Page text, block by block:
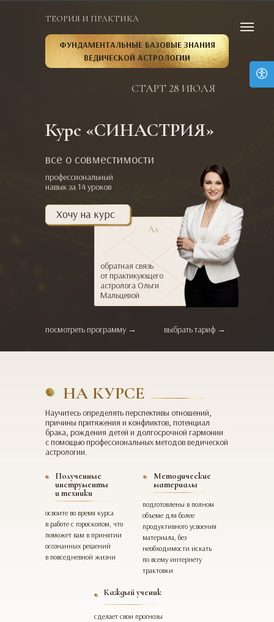
Курс «СИНАСТРИЯ»
ФУНДАМЕНТАЛЬНЫЕ БАЗОВЫЕ ЗНАНИЯ
ВЕДИЧЕСКОЙ АСТРОЛОГИИ
СТАРТ 28 ИЮЛЯ
обратная связь
от практикующего
астролога Ольги
Мальцевой
ТЕОРИЯ И ПРАКТИКА
посмотреть программу → выбрать тариф →
профессиональный
навык за 14 уроков
все о совместимости
Хочу на курс
подготовлены в полном
объеме для более
продуктивного усвоения
материала, без
необходимости искать
по всему интернету
трактовки
Методические
материалы
сделает свои прогнозы
Каждый ученик
освоите во время курса
в работе с гороскопом, что
поможет вам в принятии
осознанных решений
в повседневной жизни
Полученные
инструменты
и техники
Научитесь определять перспективы отношений,
причины притяжения и конфликтов, потенциал
брака, рождения детей и долгосрочной гармонии
с помощью профессиональных методов ведической
астрологии.
НА КУРСЕ